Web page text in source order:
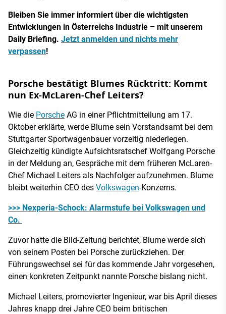
Bleiben Sie immer informiert über die wichtigsten
Entwicklungen in Österreichs Industrie – mit unserem
Daily Briefing. Jetzt anmelden und nichts mehr
verpassen!
Porsche bestätigt Blumes Rücktritt: Kommt
nun Ex-McLaren-Chef Leiters?
Wie die Porsche AG in einer Pflichtmitteilung am 17.
Oktober erklärte, werde Blume sein Vorstandsamt bei dem
Stuttgarter Sportwagenbauer vorzeitig niederlegen.
Gleichzeitig kündigte Aufsichtsratschef Wolfgang Porsche
in der Meldung an, Gespräche mit dem früheren McLaren-
Chef Michael Leiters als Nachfolger aufzunehmen. Blume
bleibt weiterhin CEO des Volkswagen-Konzerns.
>>> Nexperia-Schock: Alarmstufe bei Volkswagen und
Co.
Zuvor hatte die Bild-Zeitung berichtet, Blume werde sich
von seinem Posten bei Porsche zurückziehen. Der
Führungswechsel sei für das kommende Jahr vorgesehen,
einen konkreten Zeitpunkt nannte Porsche bislang nicht.
Michael Leiters, promovierter Ingenieur, war bis April dieses
Jahres knapp drei Jahre CEO beim britischen